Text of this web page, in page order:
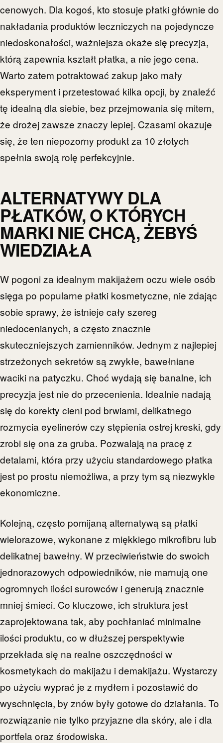
cenowych. Dla kogoś, kto stosuje płatki głównie do
nakładania produktów leczniczych na pojedyncze
niedoskonałości, ważniejsza okaże się precyzja,
którą zapewnia kształt płatka, a nie jego cena.
Warto zatem potraktować zakup jako mały
eksperyment i przetestować kilka opcji, by znaleźć
tę idealną dla siebie, bez przejmowania się mitem,
że drożej zawsze znaczy lepiej. Czasami okazuje
się, że ten niepozorny produkt za 10 złotych
spełnia swoją rolę perfekcyjnie.
ALTERNATYWY DLA
PŁATKÓW, O KTÓRYCH
MARKI NIE CHCĄ, ŻEBYŚ
WIEDZIAŁA
W pogoni za idealnym makijażem oczu wiele osób
sięga po popularne płatki kosmetyczne, nie zdając
sobie sprawy, że istnieje cały szereg
niedocenianych, a często znacznie
skuteczniejszych zamienników. Jednym z najlepiej
strzeżonych sekretów są zwykłe, bawełniane
waciki na patyczku. Choć wydają się banalne, ich
precyzja jest nie do przecenienia. Idealnie nadają
się do korekty cieni pod brwiami, delikatnego
rozmycia eyelinerów czy stępienia ostrej kreski, gdy
zrobi się ona za gruba. Pozwalają na pracę z
detalami, która przy użyciu standardowego płatka
jest po prostu niemożliwa, a przy tym są niezwykle
ekonomiczne.
Kolejną, często pomijaną alternatywą są płatki
wielorazowe, wykonane z miękkiego mikrofibru lub
delikatnej bawełny. W przeciwieństwie do swoich
jednorazowych odpowiedników, nie marnują one
ogromnych ilości surowców i generują znacznie
mniej śmieci. Co kluczowe, ich struktura jest
zaprojektowana tak, aby pochłaniać minimalne
ilości produktu, co w dłuższej perspektywie
przekłada się na realne oszczędności w
kosmetykach do makijażu i demakijażu. Wystarczy
po użyciu wyprać je z mydłem i pozostawić do
wyschnięcia, by znów były gotowe do działania. To
rozwiązanie nie tylko przyjazne dla skóry, ale i dla
portfela oraz środowiska.